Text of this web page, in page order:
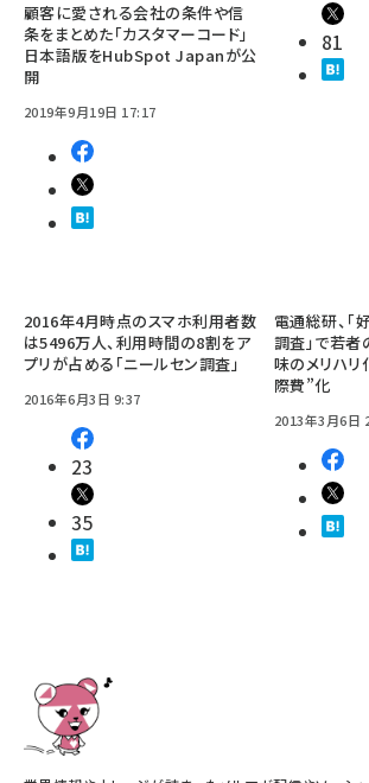
顧客に愛される会社の条件や信
条をまとめた「カスタマーコード」
日本語版をHubSpot Japanが公
開
2019年9月19日 17:17
81
2016年4月時点のスマホ利用者数
は5496万人、利用時間の8割をア
プリが占める「ニールセン調査」
2016年6月3日 9:37
23
35
電通総研、「
調査」で若
味のメリハリ
際費”化
2013年3月6日